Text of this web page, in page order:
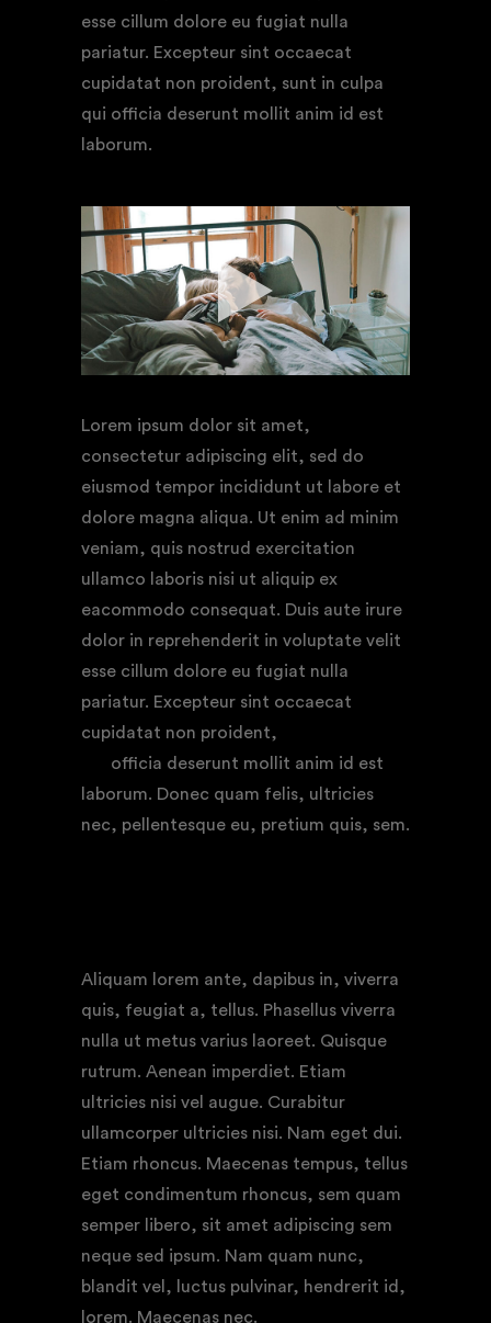
esse cillum dolore eu fugiat nulla
pariatur. Excepteur sint occaecat
cupidatat non proident, sunt in culpa
qui officia deserunt mollit anim id est
laborum.
Lorem ipsum dolor sit amet,
consectetur adipiscing elit, sed do
eiusmod tempor incididunt ut labore et
dolore magna aliqua. Ut enim ad minim
veniam, quis nostrud exercitation
ullamco laboris nisi ut aliquip ex
eacommodo consequat. Duis aute irure
dolor in reprehenderit in voluptate velit
esse cillum dolore eu fugiat nulla
pariatur. Excepteur sint occaecat
cupidatat non proident,
officia deserunt mollit anim id est
laborum. Donec quam felis, ultricies
nec, pellentesque eu, pretium quis, sem.
Aliquam lorem ante, dapibus in, viverra
quis, feugiat a, tellus. Phasellus viverra
nulla ut metus varius laoreet. Quisque
rutrum. Aenean imperdiet. Etiam
ultricies nisi vel augue. Curabitur
ullamcorper ultricies nisi. Nam eget dui.
Etiam rhoncus. Maecenas tempus, tellus
eget condimentum rhoncus, sem quam
semper libero, sit amet adipiscing sem
neque sed ipsum. Nam quam nunc,
blandit vel, luctus pulvinar, hendrerit id,
lorem. Maecenas nec.